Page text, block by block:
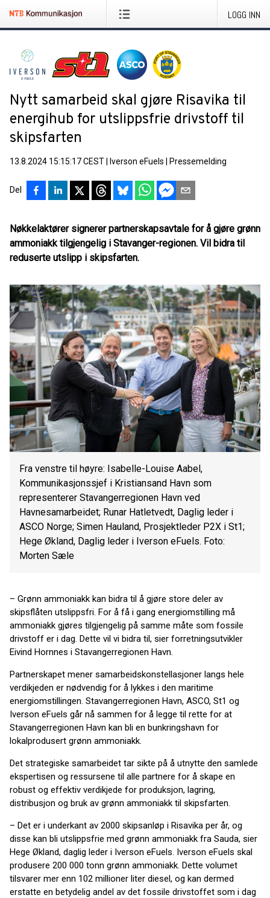
LOGG INN
Nytt samarbeid skal gjøre Risavika til
energihub for utslippsfrie drivstoff til
skipsfarten
13.8.2024 15:15:17 CEST Iverson eFuels Pressemelding
Del
Nøkkelaktører signerer partnerskapsavtale for å gjøre grønn
ammoniakk tilgjengelig i Stavanger-regionen. Vil bidra til
reduserte utslipp i skipsfarten.
Fra venstre til høyre: Isabelle-Louise Aabel,
Kommunikasjonssjef i Kristiansand Havn som
representerer Stavangerregionen Havn ved
Havnesamarbeidet; Runar Hatletvedt, Daglig leder i
ASCO Norge; Simen Hauland, Prosjektleder P2X i St1;
Hege Økland, Daglig leder i Iverson eFuels. Foto:
Morten Sæle
– Grønn ammoniakk kan bidra til å gjøre store deler av
skipsflåten utslippsfri. For å få i gang energiomstilling må
ammoniakk gjøres tilgjengelig på samme måte som fossile
drivstoff er i dag. Dette vil vi bidra til, sier forretningsutvikler
Eivind Hornnes i Stavangerregionen Havn.
Partnerskapet mener samarbeidskonstellasjoner langs hele
verdikjeden er nødvendig for å lykkes i den maritime
energiomstillingen. Stavangerregionen Havn, ASCO, St1 og
Iverson eFuels går nå sammen for å legge til rette for at
Stavangerregionen Havn kan bli en bunkringshavn for
lokalprodusert grønn ammoniakk.
Det strategiske samarbeidet tar sikte på å utnytte den samlede
ekspertisen og ressursene til alle partnere for å skape en
robust og effektiv verdikjede for produksjon, lagring,
distribusjon og bruk av grønn ammoniakk til skipsfarten.
– Det er i underkant av 2000 skipsanløp i Risavika per år, og
disse kan bli utslippsfrie med grønn ammoniakk fra Sauda, sier
Hege Økland, daglig leder i Iverson eFuels. Iverson eFuels skal
produsere 200 000 tonn grønn ammoniakk. Dette volumet
tilsvarer mer enn 102 millioner liter diesel, og kan dermed
erstatte en betydelig andel av det fossile drivstoffet som i dag